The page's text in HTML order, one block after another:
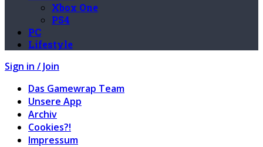
Xbox One
PS4
PC
Lifestyle
Sign in / Join
Das Gamewrap Team
Unsere App
Archiv
Cookies?!
Impressum